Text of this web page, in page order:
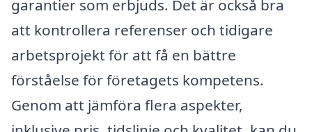
garantier som erbjuds. Det är också bra
att kontrollera referenser och tidigare
arbetsprojekt för att få en bättre
förståelse för företagets kompetens.
Genom att jämföra flera aspekter,